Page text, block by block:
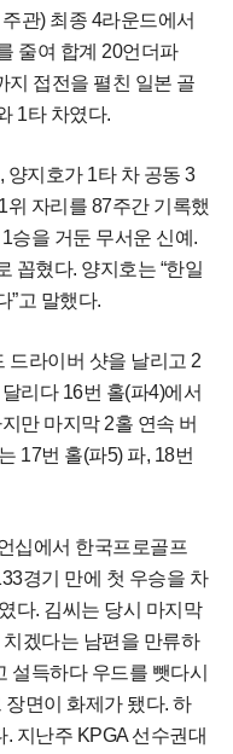
관) 최종 4라운드에서
줄여 합계 20언더파
지 접전을 펼친 일본 골
1타 차였다.
양지호가 1타 차 공동 3
자리를 87주간 기록했
승을 거둔 무서운 신예.
꼽혔다. 양지호는 “한일
”고 말했다.
드라이버 샷을 날리고 2
리다 16번 홀(파4)에서
만 마지막 2홀 연속 버
17번 홀(파5) 파, 18번
십에서 한국프로골프
경기 만에 첫 우승을 차
다. 김씨는 당시 마지막
겠다는 남편을 만류하
설득하다 우드를 뺏다시
면이 화제가 됐다. 하
지난주 KPGA 선수권대